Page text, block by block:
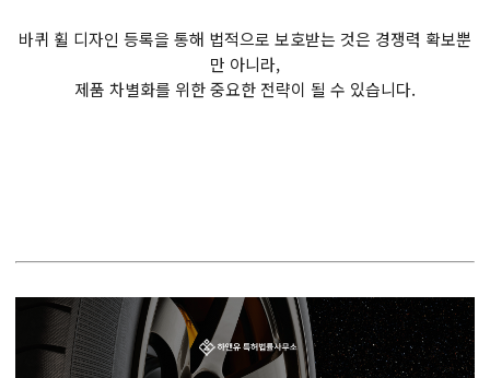
바퀴 휠 디자인 등록을 통해 법적으로 보호받는 것은 경쟁력 확보뿐
만 아니라,
제품 차별화를 위한 중요한 전략이 될 수 있습니다.